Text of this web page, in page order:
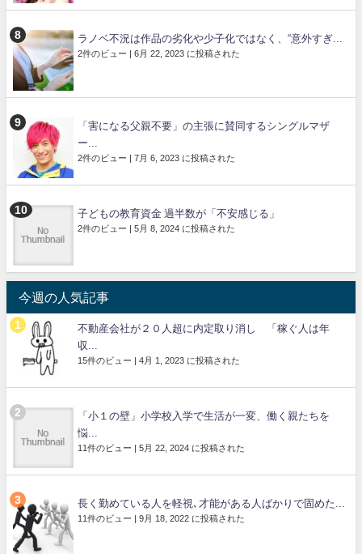
ラノベ不況は作品の劣化や少子化ではなく、“意外すぎ...
2件のビュー | 6月 22, 2023 に投稿された
「害になる父親不要」の主張に賛同するシングルマザ
ー...
2件のビュー | 7月 6, 2023 に投稿された
子どもの教育資金 過半数が「不安感じる」
2件のビュー | 5月 8, 2024 に投稿された
今週の人気記事
不動産会社が２０人超に内定取り消し 「稼ぐ人は年
収...
15件のビュー | 4月 1, 2023 に投稿された
「小１の壁」小学校入学で生活が一変、働く親たちを
悩...
11件のビュー | 5月 22, 2024 に投稿された
長く勤めている人を軽視､才能がある人ばかりで固めた...
11件のビュー | 9月 18, 2022 に投稿された